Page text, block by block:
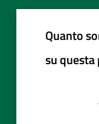
Quanto
su questa